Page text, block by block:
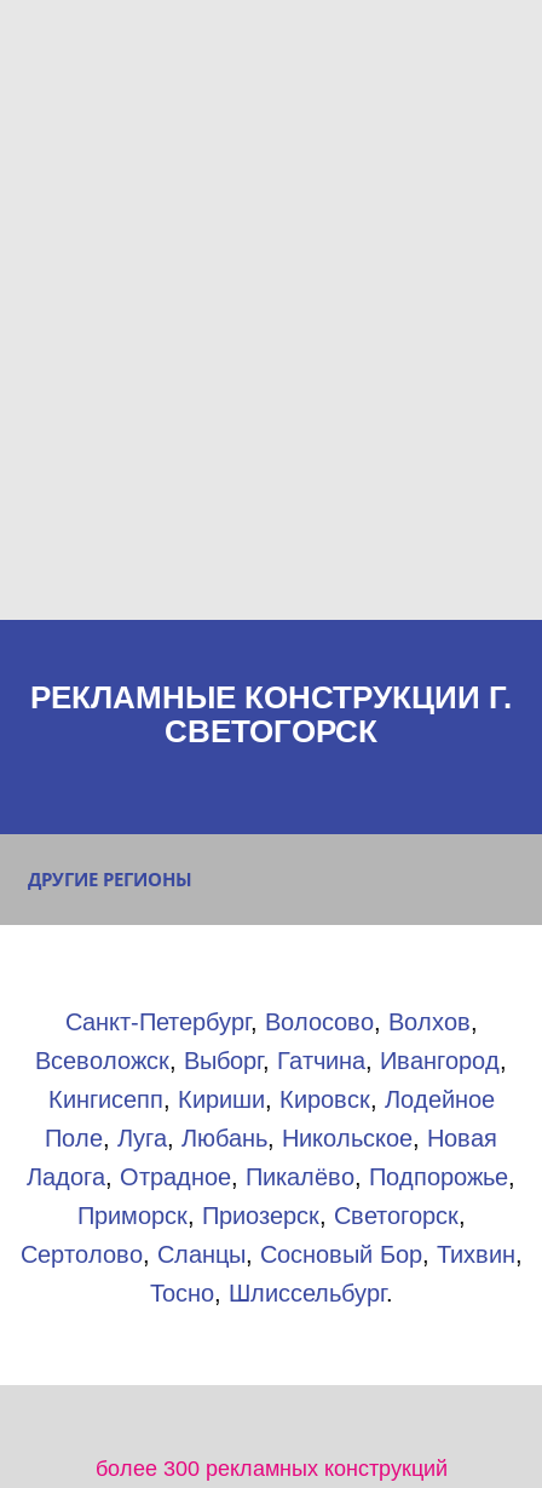
РЕКЛАМНЫЕ КОНСТРУКЦИИ Г.
СВЕТОГОРСК
ДРУГИЕ РЕГИОНЫ
Санкт-Петербург, Волосово, Волхов,
Всеволожск, Выборг, Гатчина, Ивангород,
Кингисепп, Кириши, Кировск, Лодейное
Поле, Луга, Любань, Никольское, Новая
Ладога, Отрадное, Пикалёво, Подпорожье,
Приморск, Приозерск, Светогорск,
Сертолово, Сланцы, Сосновый Бор, Тихвин,
Тосно, Шлиссельбург.​
более 300 рекламных конструкций